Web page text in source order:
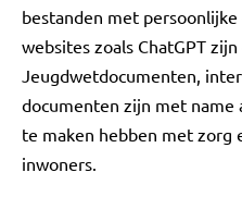
bestanden met
websites zoals ChatGPT
Jeugdwetdocumenten,
documenten zijn met name
te maken hebben met zorg
inwoners.